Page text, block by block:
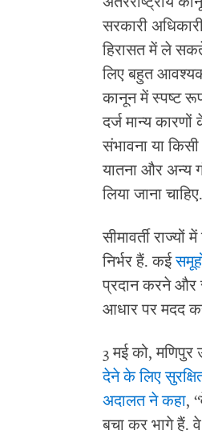
सरकारी
हिरासत में ले
लिए बहुत
कानून में स्पष्ट
दर्ज मान्य
संभावना या
यातना और अन्य
लिया जाना चाहिए.
सीमावर्ती
निर्भर हैं. कई
प्रदान करने और
आधार पर मदद
3 मई को, मणिपुर
देने के लिए
अदालत ने कहा,
बचा कर भागे हैं.